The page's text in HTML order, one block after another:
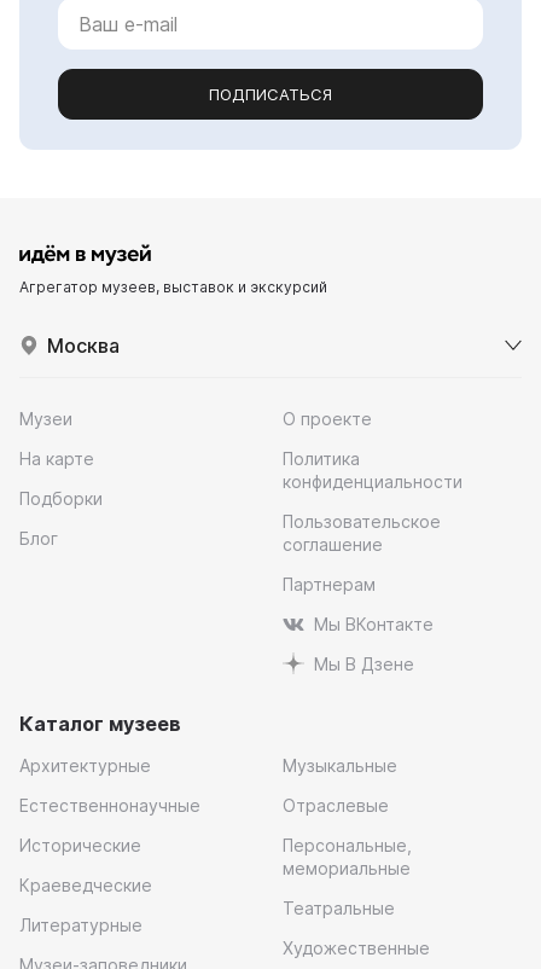
ПОДПИСАТЬСЯ
Агрегатор музеев, выставок и экскурсий
Москва
Музеи
На карте
Подборки
Блог
О проекте
Политика
конфиденциальности
Пользовательское
соглашение
Партнерам
Мы ВКонтакте
Мы В Дзене
Каталог музеев
Архитектурные
Естественнонаучные
Исторические
Краеведческие
Литературные
Музыкальные
Отраслевые
Персональные,
мемориальные
Театральные
Художественные